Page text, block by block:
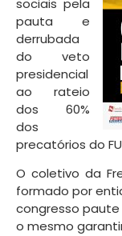
sociais pela
pauta e
derrubada
do veto
presidencial
ao rateio
dos 60%
dos
precatórios do
O coletivo da
formado por
congresso
o mesmo